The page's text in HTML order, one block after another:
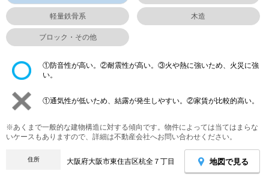
軽量鉄骨系 木造
ブロック・その他
①防音性が高い。②耐震性が高い。③火や熱に強いため、火災に強
い。
①通気性が低いため、結露が発生しやすい。②家賃が比較的高い。
※あくまで一般的な建物構造に対する傾向です。物件によっては当てはまらな
いケースもありますので、詳細は不動産会社へお問い合わせください。
住所 大阪府大阪市東住吉区杭全７丁目 地図で見る